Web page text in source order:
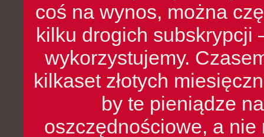
coś na wynos, można
kilku drogich subskrypcji
wykorzystujemy.
kilkaset złotych
by te pieniądze
oszczędnościowe, a nie